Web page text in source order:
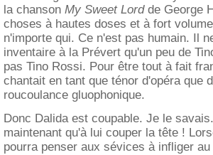
la chanson My Sweet Lordde George
choses à hautes doses et à fort
n'importe qui. Ce n'est pas humain. Il
inventaire à la Prévert qu'un peu de
pas Tino Rossi. Pour être tout à fait
chantait en tant que ténor d'opéra que
roucoulance gluophonique.
Donc Dalida est coupable. Je le
maintenant qu'à lui couper la tête !
pourra penser aux sévices à infliger